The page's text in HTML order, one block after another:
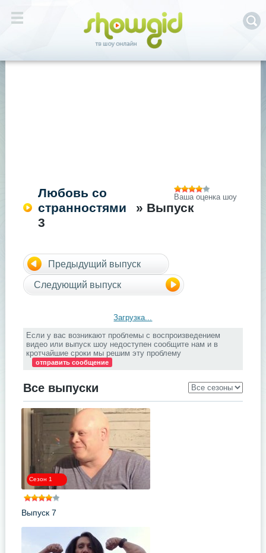
Любовь со
странностями
» Выпуск
3
Ваша оценка шоу
Предыдущий выпуск
Следующий выпуск
Загрузка...
Если у вас возникают проблемы с воспроизведением
видео или выпуск шоу недоступен сообщите нам и в
кротчайшие сроки мы решим эту проблему
отправить сообщение
Все выпуски
Сезон 1
Выпуск 7